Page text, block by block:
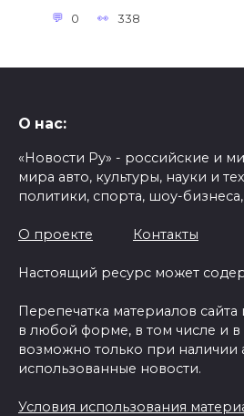
0 338
О нас:
«Новости Ру» - российские и
мира авто, культуры, науки и
политики, спорта, шоу-
О проекте Контакты
Настоящий ресурс может
Перепечатка материалов
в любой форме, в том числе и
возможно только при наличии
использованные новости.
Условия использования